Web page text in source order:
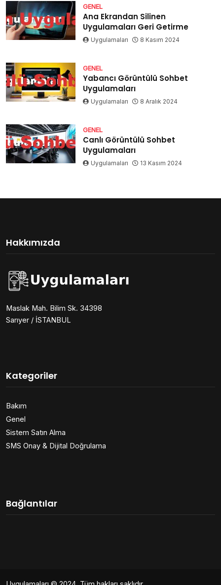
GENEL
Ana Ekrandan Silinen
Uygulamaları Geri Getirme
Uygulamaları 8 Kasım 2024
GENEL
Yabancı Görüntülü Sohbet
Uygulamaları
Uygulamaları 8 Aralık 2024
GENEL
Canlı Görüntülü Sohbet
Uygulamaları
Uygulamaları 13 Kasım 2024
Hakkımızda
Maslak Mah. Bilim Sk. 34398
Sarıyer / İSTANBUL
Kategoriler
Bakım
Genel
Sistem Satın Alma
SMS Onay & Dijital Doğrulama
Bağlantılar